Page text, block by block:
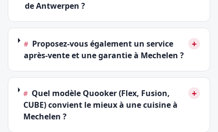
de Antwerpen ?
# Proposez-vous également un service
après-vente et une garantie à Mechelen ?
+
# Quel modèle Quooker (Flex, Fusion,
CUBE) convient le mieux à une cuisine à
Mechelen ?
+